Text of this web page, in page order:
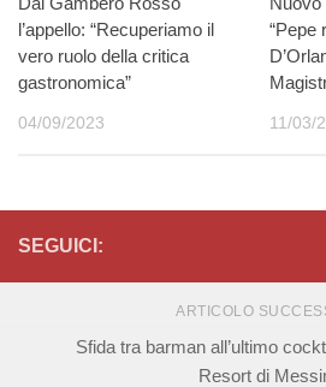
l’appello: “Recuperiamo il
vero ruolo della critica
gastronomica”
04/09/2023
“Pepe
11/03/
SEGUICI:
ARTICOLO
Sfida tra barman all’ultimo
Resort di